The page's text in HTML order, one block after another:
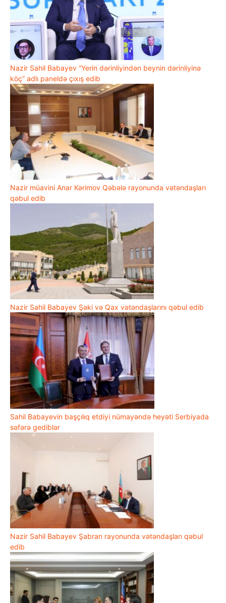
Nazir Sahil Babayev “Yerin dərinliyindən beynin dərinliyinə
köç” adlı paneldə çıxış edib
Nazir müavini Anar Kərimov Qəbələ rayonunda vətəndaşları
qəbul edib
Nazir Sahil Babayev Şəki və Qax vətəndaşlarını qəbul edib
Sahil Babayevin başçılıq etdiyi nümayəndə heyəti Serbiyada
səfərə gediblər
Nazir Sahil Babayev Şabran rayonunda vətəndaşları qəbul
edib